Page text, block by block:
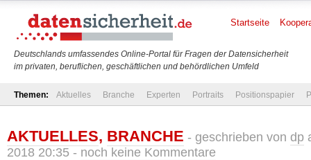
Deutschlands umfassendes Online-Portal für Fragen der Datensicherheit
im privaten, beruflichen, geschäftlichen und behördlichen Umfeld
Startseite
Themen: Aktuelles Branche Experten Portraits Positionspapier
AKTUELLES, BRANCHE - geschrieben von dp
2018 20:35 - noch keine Kommentare